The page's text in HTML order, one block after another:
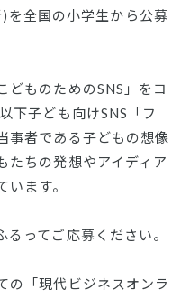
全国の小学生から公募
どものためのSNS」をコ
下子ども向けSNS「フ
事者である子どもの想像
たちの発想やアイディア
ます。
ってご応募ください。
の「現代ビジネスオンラ